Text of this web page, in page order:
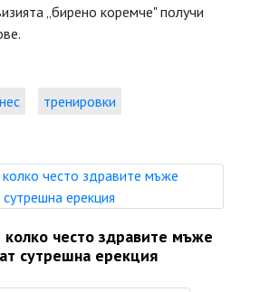
„бирено коремче" получи
тренировки
колко често здравите мъже
сутрешна ерекция